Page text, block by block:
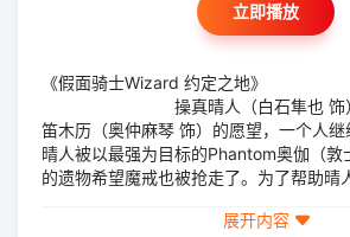
立即播放
《假面骑士Wizard
操真晴人（白石隼也 饰）为
笛木历（奥仲麻琴 饰）的愿望，一个人继
晴人被以最强为目标的Phantom奥伽（敦
的遗物希望魔戒也被抢走了。为了帮助晴
前，变身成了白
展开内容